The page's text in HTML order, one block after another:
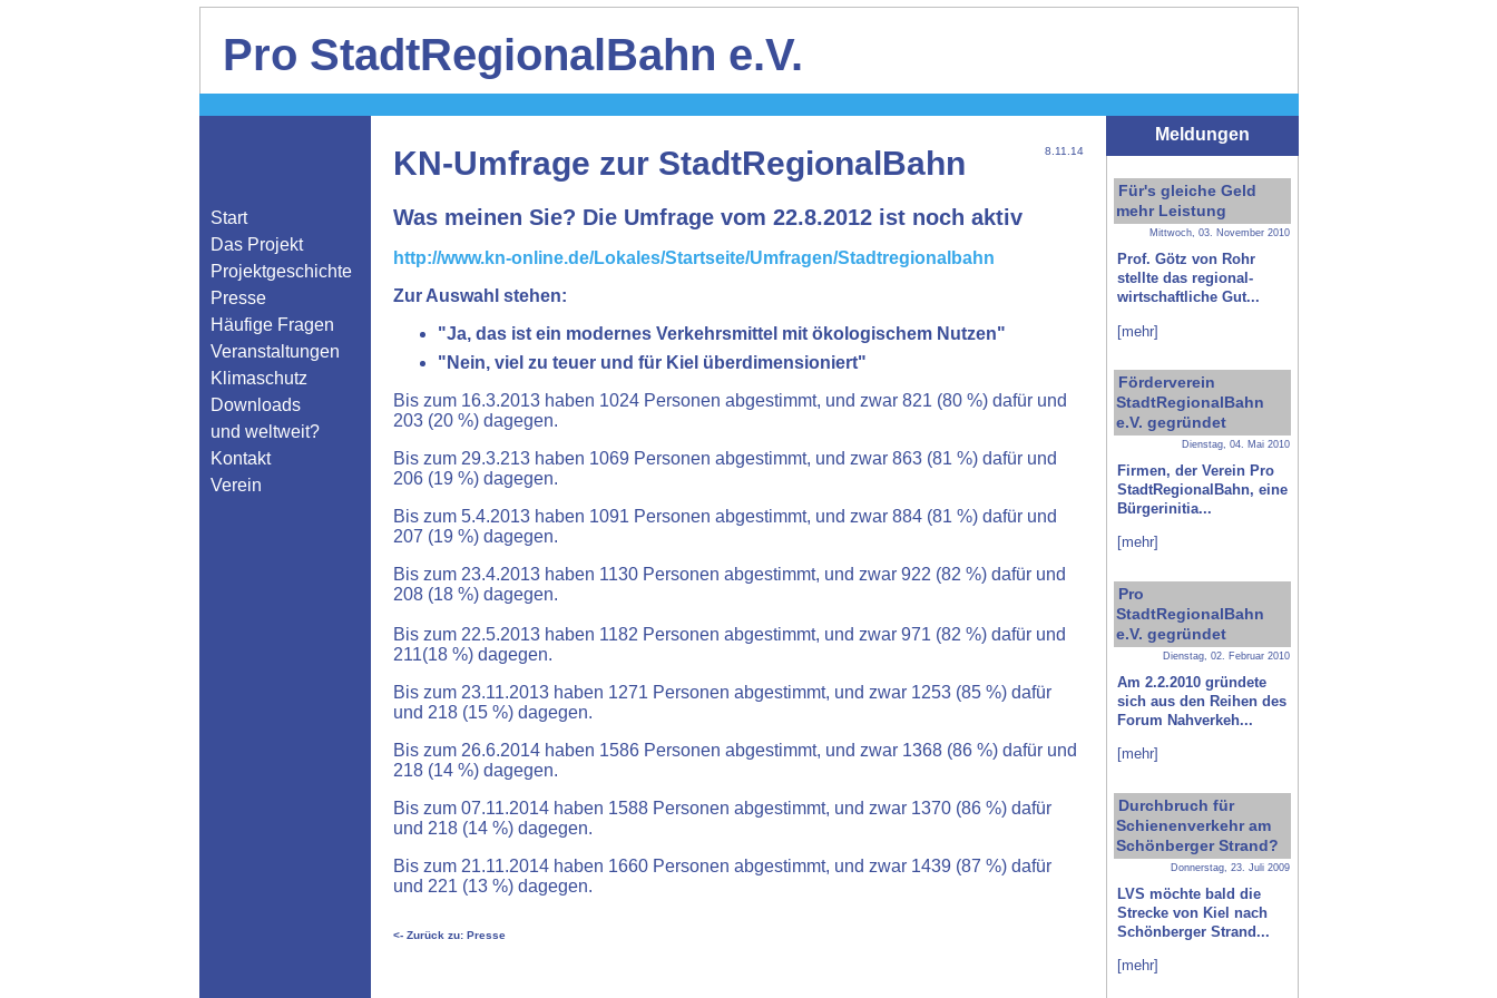
Pro StadtRegionalBahn e.V.
Start
Das Projekt
Projektgeschichte
Presse
Häufige Fragen
Veranstaltungen
Klimaschutz
Downloads
und weltweit?
Kontakt
Verein
8.11.14
KN-Umfrage zur StadtRegionalBahn
Was meinen Sie? Die Umfrage vom 22.8.2012 ist noch aktiv
http://www.kn-online.de/Lokales/Startseite/Umfragen/Stadtregionalbahn
Zur Auswahl stehen:
"Ja, das ist ein modernes Verkehrsmittel mit ökologischem Nutzen"
"Nein, viel zu teuer und für Kiel überdimensioniert"
Bis zum 16.3.2013 haben 1024 Personen abgestimmt, und zwar 821 (80 %) dafür und
203 (20 %) dagegen.
Bis zum 29.3.213 haben 1069 Personen abgestimmt, und zwar 863 (81 %) dafür und
206 (19 %) dagegen.
Bis zum 5.4.2013 haben 1091 Personen abgestimmt, und zwar 884 (81 %) dafür und
207 (19 %) dagegen.
Bis zum 23.4.2013 haben 1130 Personen abgestimmt, und zwar 922 (82 %) dafür und
208 (18 %) dagegen.
Bis zum 22.5.2013 haben 1182 Personen abgestimmt, und zwar 971 (82 %) dafür und
211(18 %) dagegen.
Bis zum 23.11.2013 haben 1271 Personen abgestimmt, und zwar 1253 (85 %) dafür
und 218 (15 %) dagegen.
Bis zum 26.6.2014 haben 1586 Personen abgestimmt, und zwar 1368 (86 %) dafür und
218 (14 %) dagegen.
Bis zum 07.11.2014 haben 1588 Personen abgestimmt, und zwar 1370 (86 %) dafür
und 218 (14 %) dagegen.
Bis zum 21.11.2014 haben 1660 Personen abgestimmt, und zwar 1439 (87 %) dafür
und 221 (13 %) dagegen.
<- Zurück zu: Presse
Meldungen
Für's gleiche Geld
mehr Leistung
Mittwoch, 03. November 2010
Prof. Götz von Rohr
stellte das regional-
wirtschaftliche Gut...
[mehr]
Förderverein
StadtRegionalBahn
e.V. gegründet
Dienstag, 04. Mai 2010
Firmen, der Verein Pro
StadtRegionalBahn, eine
Bürgerinitia...
[mehr]
Pro
StadtRegionalBahn
e.V. gegründet
Dienstag, 02. Februar 2010
Am 2.2.2010 gründete
sich aus den Reihen des
Forum Nahverkeh...
[mehr]
Durchbruch für
Schienenverkehr am
Schönberger Strand?
Donnerstag, 23. Juli 2009
LVS möchte bald die
Strecke von Kiel nach
Schönberger Strand...
[mehr]